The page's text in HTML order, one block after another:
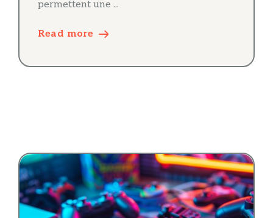
permettent une ...
Read more